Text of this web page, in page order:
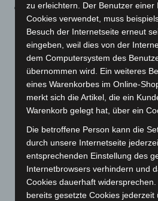
Die bisherigen Regelungen
Einrichtungen der
der Corona-Verordnung
Das bedeutet konkret, dass
anzuwendende
für Einrichtungen der
Die bisherigen Regelungen
Betrieb (Szenarien B und C) in
Infektionslagen entfallen
Kinder ab Vollendung des 3.
sich dreimal pro Woche zu
Nur bei einem negativem
Einrichtung betreten. Für
zu erleichtern. Der Benutzer einer
Cookies verwendet, muss
Besuch der Internetseite erneut
eingeben, weil dies von der
dem Computersystem des
übernommen wird. Ein weiteres
eines Warenkorbes im Online-
merkt sich die Artikel, die ein
Warenkorb gelegt hat, über ein
Die betroffene Person kann die
durch unsere Internetseite
entsprechenden Einstellung des
Internetbrowsers verhindern und
Cookies dauerhaft
bereits gesetzte Cookies jederzeit